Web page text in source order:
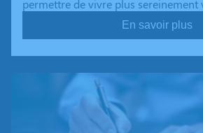
permettre de vivre plus sereinement
En savoir plus